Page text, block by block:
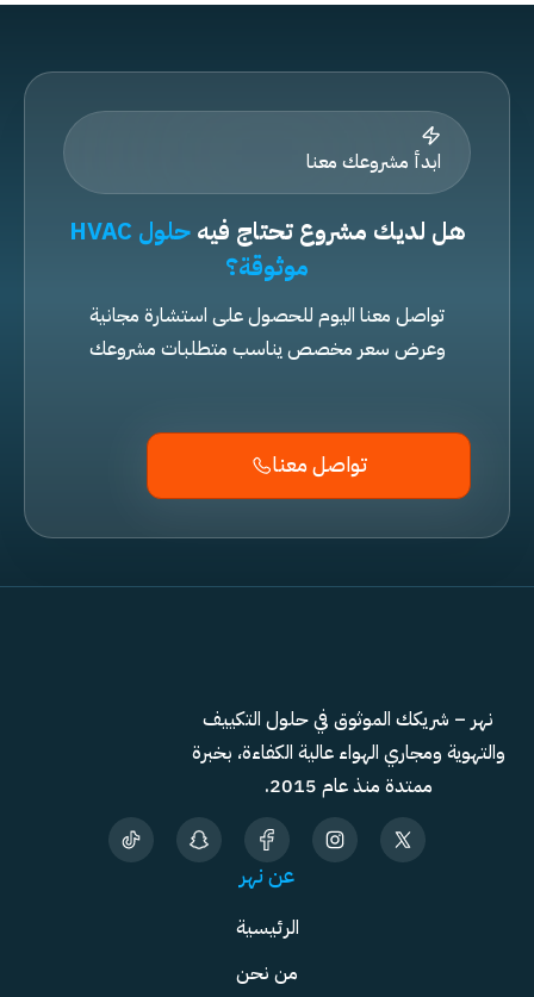
ابدأ مشروعك معنا
هل لديك مشروع تحتاج فيه
حلول HVAC
موثوقة؟
تواصل معنا اليوم للحصول على استشارة مجانية
وعرض سعر مخصص يناسب متطلبات مشروعك
تواصل معنا
نهر – شريكك الموثوق في حلول التكييف
والتهوية ومجاري الهواء عالية الكفاءة، بخبرة
ممتدة منذ عام 2015.
عن نهر
الرئيسية
من نحن